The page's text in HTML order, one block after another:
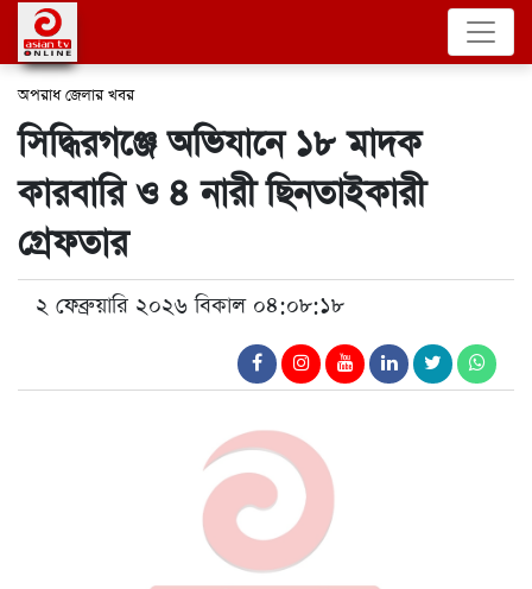
অপরাধ জেলার খবর
সিদ্ধিরগঞ্জে অভিযানে ১৮ মাদক
কারবারি ও ৪ নারী ছিনতাইকারী
গ্রেফতার
২ ফেব্রুয়ারি ২০২৬ বিকাল ০৪:০৮:১৮